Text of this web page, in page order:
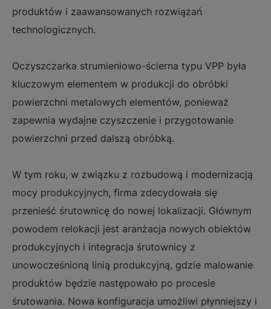
produktów i zaawansowanych rozwiązań
technologicznych.
Oczyszczarka strumieniowo-ścierna typu VPP była
kluczowym elementem w produkcji do obróbki
powierzchni metalowych elementów, ponieważ
zapewnia wydajne czyszczenie i przygotowanie
powierzchni przed dalszą obróbką.
W tym roku, w związku z rozbudową i modernizacją
mocy produkcyjnych, firma zdecydowała się
przenieść śrutownicę do nowej lokalizacji. Głównym
powodem relokacji jest aranżacja nowych obiektów
produkcyjnych i integracja śrutownicy z
unowocześnioną linią produkcyjną, gdzie malowanie
produktów będzie następowało po procesie
śrutowania. Nowa konfiguracja umożliwi płynniejszy i